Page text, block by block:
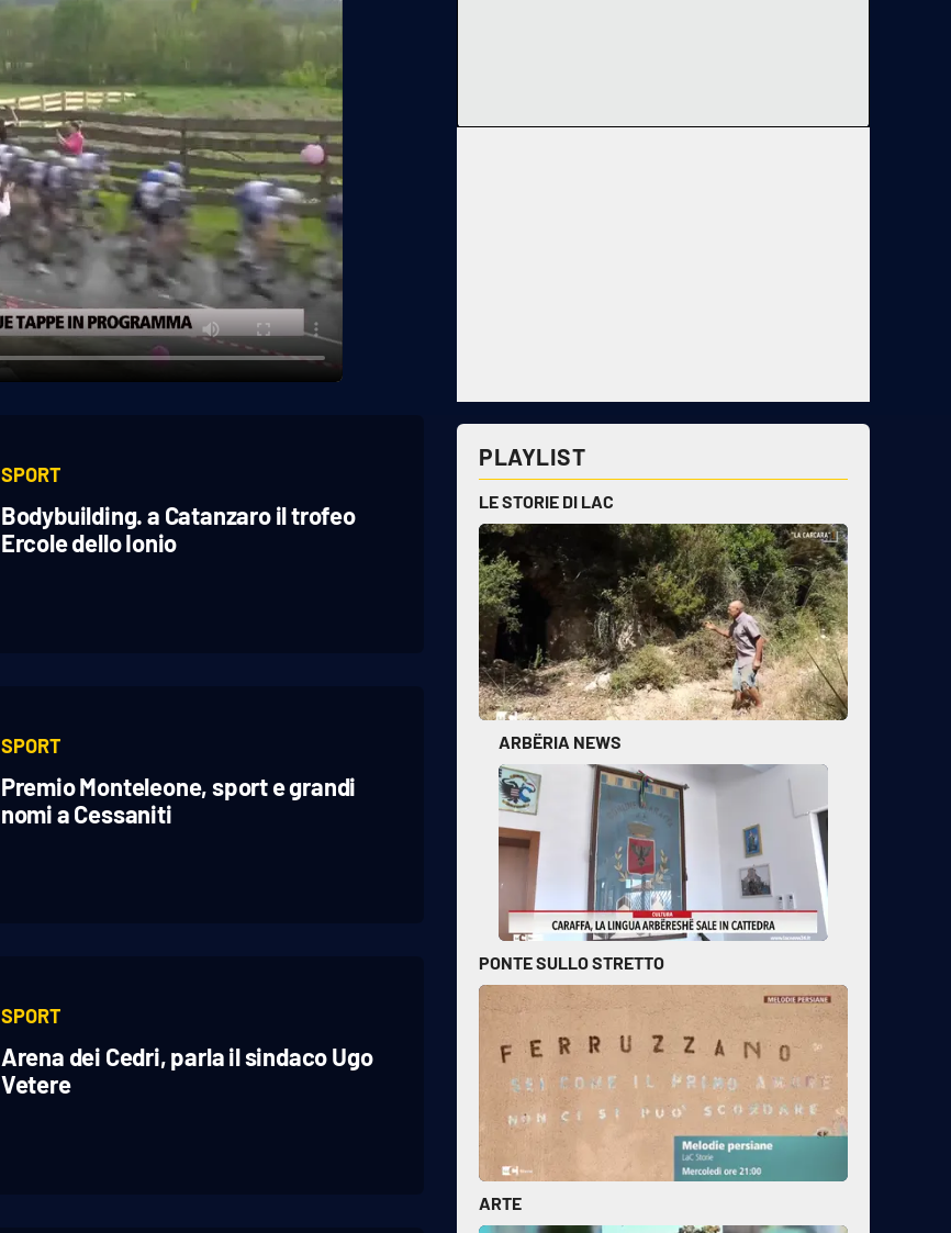
SPORT
Bodybuilding. a Catanzaro il trofeo
Ercole dello Ionio
SPORT
Premio Monteleone, sport e grandi
nomi a Cessaniti
SPORT
Arena dei Cedri, parla il sindaco Ugo
Vetere
PLAYLIST
LE STORIE DI LAC
ARBËRIA NEWS
PONTE SULLO STRETTO
ARTE